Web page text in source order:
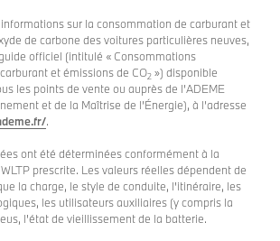
sur la consommation de carburant et
de carbone des voitures particulières neuves,
officiel (intitulé « Consommations
et émissions de CO2 ») disponible
les points de vente ou auprès de l’ADEME
et de la Maîtrise de l’Énergie), à l’adresse
.
ont été déterminées conformément à la
prescrite. Les valeurs réelles dépendent de
la charge, le style de conduite, l'itinéraire, les
les utilisateurs auxiliaires (y compris la
l'état de vieillissement de la batterie.